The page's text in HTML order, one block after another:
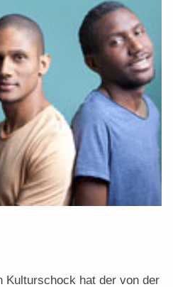
Kulturschock hat der von der